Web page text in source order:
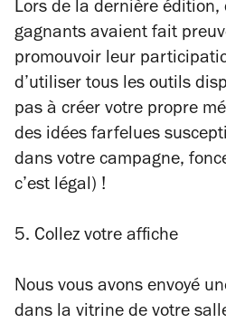
Lors de la dernière édition,
gagnants avaient fait
promouvoir leur
d’utiliser tous les outils
pas à créer votre propre
des idées farfelues
dans votre campagne,
c’est légal) !
5. Collez votre affiche
Nous vous avons envoyé
dans la vitrine de votre